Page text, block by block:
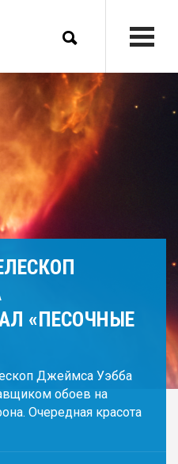
«ПЕСОЧНЫЕ
Джеймса Уэбба
обоев на
Очередная красота